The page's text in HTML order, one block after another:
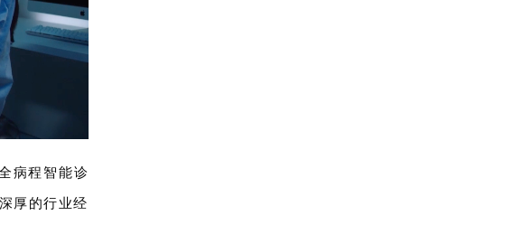
病程智能诊
厚的行业经